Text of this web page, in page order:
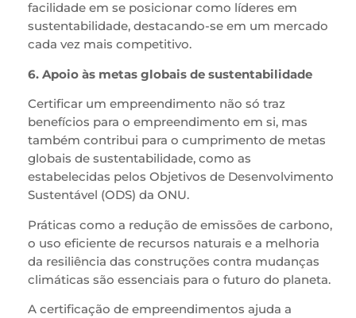
facilidade em se posicionar como líderes em
sustentabilidade, destacando-se em um mercado
cada vez mais competitivo.
6. Apoio às metas globais de sustentabilidade
Certificar um empreendimento não só traz
benefícios para o empreendimento em si, mas
também contribui para o cumprimento de metas
globais de sustentabilidade, como as
estabelecidas pelos Objetivos de Desenvolvimento
Sustentável (ODS) da ONU.
Práticas como a redução de emissões de carbono,
o uso eficiente de recursos naturais e a melhoria
da resiliência das construções contra mudanças
climáticas são essenciais para o futuro do planeta.
A certificação de empreendimentos ajuda a